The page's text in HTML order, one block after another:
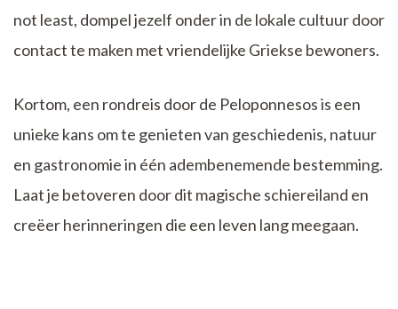
not least, dompel jezelf onder in de lokale cultuur door
contact te maken met vriendelijke Griekse bewoners.
Kortom, een rondreis door de Peloponnesos is een
unieke kans om te genieten van geschiedenis, natuur
en gastronomie in één adembenemende bestemming.
Laat je betoveren door dit magische schiereiland en
creëer herinneringen die een leven lang meegaan.